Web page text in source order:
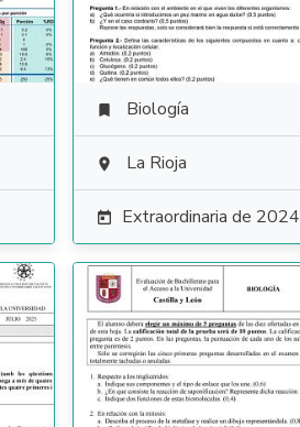
 Biología
 La Rioja
 Extraordinaria de 2024